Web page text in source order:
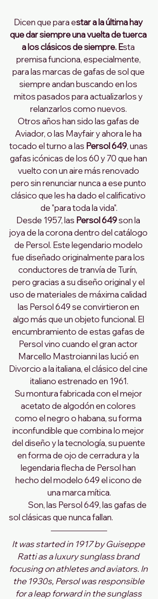
Dicen que para estar a la última hay
que dar siempre una vuelta de tuerca
a los clásicos de siempre. Esta
premisa funciona, especialmente,
para las marcas de gafas de sol que
siempre andan buscando en los
mitos pasados para actualizarlos y
relanzarlos como nuevos.
Otros años han sido las gafas de
Aviador, o las Mayfair y ahora le ha
tocado el turno a las Persol 649, unas
gafas icónicas de los 60 y 70 que han
vuelto con un aire más renovado
pero sin renunciar nunca a ese punto
clásico que les ha dado el calificativo
de "para toda la vida".
Desde 1957, las Persol 649 son la
joya de la corona dentro del catálogo
de Persol. Este legendario modelo
fue diseñado originalmente para los
conductores de tranvía de Turín,
pero gracias a su diseño original y el
uso de materiales de máxima calidad
las Persol 649 se convirtieron en
algo más que un objeto funcional. El
encumbramiento de estas gafas de
Persol vino cuando el gran actor
Marcello Mastroianni las lució en
Divorcio a la italiana, el clásico del cine
italiano estrenado en 1961.
Su montura fabricada con el mejor
acetato de algodón en colores
como el negro o habana, su forma
inconfundible que combina lo mejor
del diseño y la tecnología, su puente
en forma de ojo de cerradura y la
legendaria flecha de Persol han
hecho del modelo 649 el icono de
una marca mítica.
sol clásicas que nunca fallan.
It was started in 1917 by Guiseppe
Ratti as a luxury sunglass brand
focusing on athletes and aviators. In
the 1930s, Persol was responsible
for a leap forward in the sunglass